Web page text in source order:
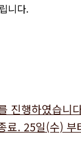
니다.
진행하였습니
료. 25일(수) 부